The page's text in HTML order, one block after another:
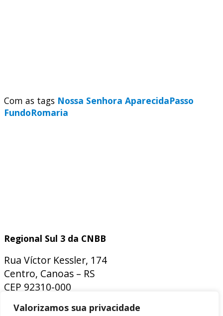
Valorizamos sua privacidade
Com as tags Nossa Senhora AparecidaPasso
FundoRomaria
Regional Sul 3 da CNBB
Rua Víctor Kessler, 174
Centro, Canoas – RS
CEP 92310-000